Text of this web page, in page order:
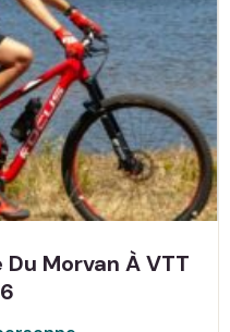
Morvan À VTT